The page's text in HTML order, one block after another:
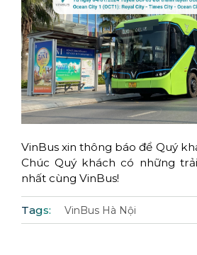
VinBus xin thông báo để Quý kh
Chúc Quý khách có những
nhất cùng VinBus!
Tags: VinBus Hà Nội